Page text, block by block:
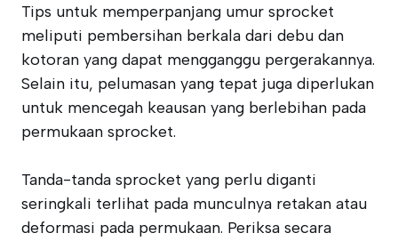
Tips untuk memperpanjang umur sprocket
meliputi pembersihan berkala dari debu dan
kotoran yang dapat mengganggu pergerakannya.
Selain itu, pelumasan yang tepat juga diperlukan
untuk mencegah keausan yang berlebihan pada
permukaan sprocket.
Tanda-tanda sprocket yang perlu diganti
seringkali terlihat pada munculnya retakan atau
deformasi pada permukaan. Periksa secara